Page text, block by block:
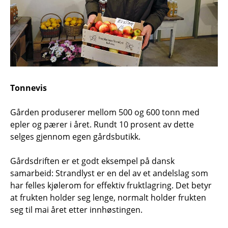
Tonnevis
Gården produserer mellom 500 og 600 tonn med
epler og pærer i året. Rundt 10 prosent av dette
selges gjennom egen gårdsbutikk.
Gårdsdriften er et godt eksempel på dansk
samarbeid: Strandlyst er en del av et andelslag som
har felles kjølerom for effektiv fruktlagring. Det betyr
at frukten holder seg lenge, normalt holder frukten
seg til mai året etter innhøstingen.